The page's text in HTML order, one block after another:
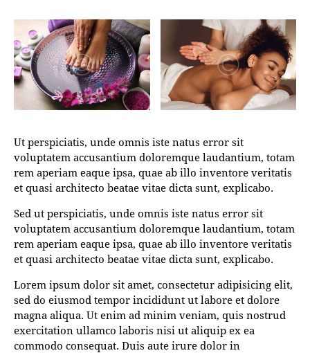
Ut perspiciatis, unde omnis iste natus error sit
voluptatem accusantium doloremque laudantium, totam
rem aperiam eaque ipsa, quae ab illo inventore veritatis
et quasi architecto beatae vitae dicta sunt, explicabo.
Sed ut perspiciatis, unde omnis iste natus error sit
voluptatem accusantium doloremque laudantium, totam
rem aperiam eaque ipsa, quae ab illo inventore veritatis
et quasi architecto beatae vitae dicta sunt, explicabo.
Lorem ipsum dolor sit amet, consectetur adipisicing elit,
sed do eiusmod tempor incididunt ut labore et dolore
magna aliqua. Ut enim ad minim veniam, quis nostrud
exercitation ullamco laboris nisi ut aliquip ex ea
commodo consequat. Duis aute irure dolor in